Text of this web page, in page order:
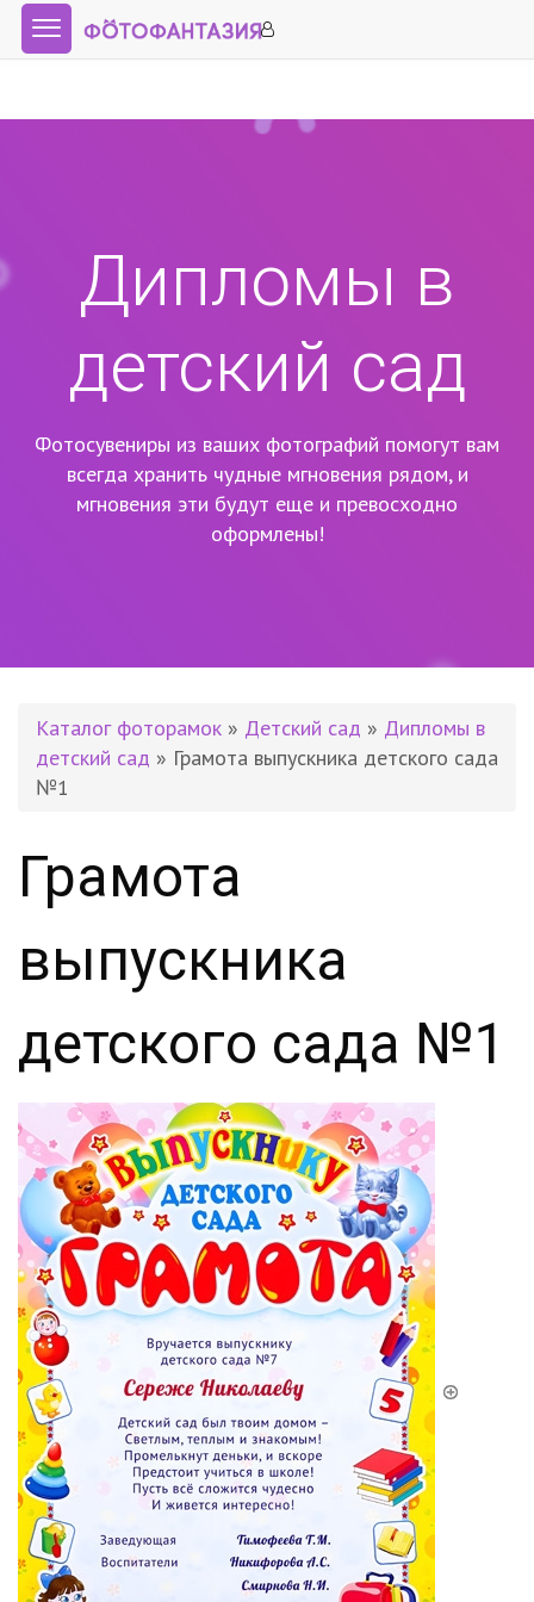
Дипломы в
детский сад
Фотосувениры из ваших фотографий помогут вам
всегда хранить чудные мгновения рядом, и
мгновения эти будут еще и превосходно
оформлены!
Каталог фоторамок » Детский сад » Дипломы в
детский сад » Грамота выпускника детского сада
№1
Грамота
выпускника
детского сада №1